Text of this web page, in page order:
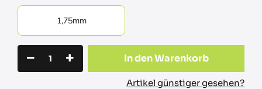
1,75mm
In den Warenkorb
Artikel günstiger gesehen?